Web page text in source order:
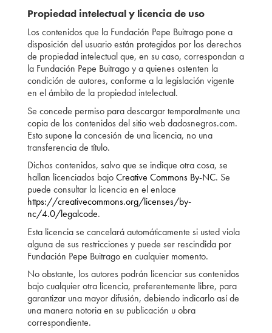
Propiedad intelectual y licencia de uso
Los contenidos que la Fundación Pepe Buitrago pone a
disposición del usuario están protegidos por los derechos
de propiedad intelectual que, en su caso, correspondan a
la Fundación Pepe Buitrago y a quienes ostenten la
condición de autores, conforme a la legislación vigente
en el ámbito de la propiedad intelectual.
Se concede permiso para descargar temporalmente una
copia de los contenidos del sitio web dadosnegros.com.
Esto supone la concesión de una licencia, no una
transferencia de título.
Dichos contenidos, salvo que se indique otra cosa, se
hallan licenciados bajoCreative Commons By-NC. Se
puede consultar la licencia en el enlace
https://creativecommons.org/licenses/by-
nc/4.0/legalcode.
Esta licencia se cancelará automáticamente si usted viola
alguna de sus restricciones y puede ser rescindida por
Fundación Pepe Buitrago en cualquier momento.
No obstante, los autores podrán licenciar sus contenidos
bajo cualquier otra licencia, preferentemente libre, para
garantizar una mayor difusión, debiendo indicarlo así de
una manera notoria en su publicación u obra
correspondiente.